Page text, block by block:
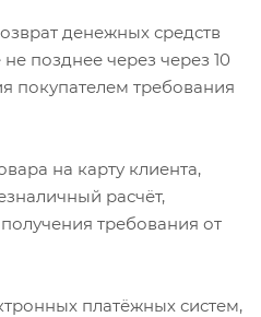
денежных средств
позднее через через 10
покупателем требования
на карту клиента,
расчёт,
требования от
платёжных систем,